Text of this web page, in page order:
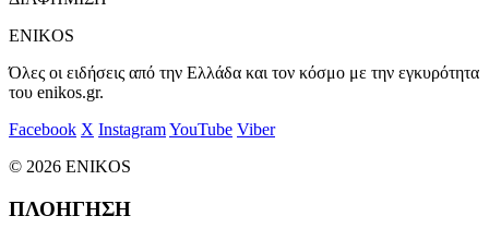
ENIKOS
Όλες οι ειδήσεις από την Ελλάδα και τον κόσμο με την εγκυρότητα
του enikos.gr.
Facebook X InstagramYouTube Viber
© 2026 ENIKOS
ΠΛΟΗΓΗΣΗ